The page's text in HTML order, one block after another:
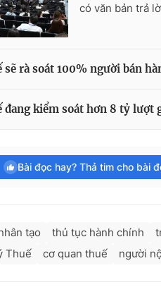
có văn bản trả
sẽ rà soát 100% người bán
đang kiểm soát hơn 8 tỷ lượt
Bài đọc hay? Thả tim cho bài
tạo thủ tục hành chính
Thuế
cơ quan thuế người